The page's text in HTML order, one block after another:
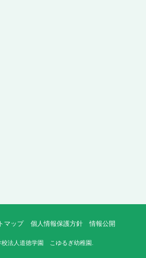
マップ 個人情報保護方針 情報公開
校法人道徳学園 こゆるぎ幼稚園.